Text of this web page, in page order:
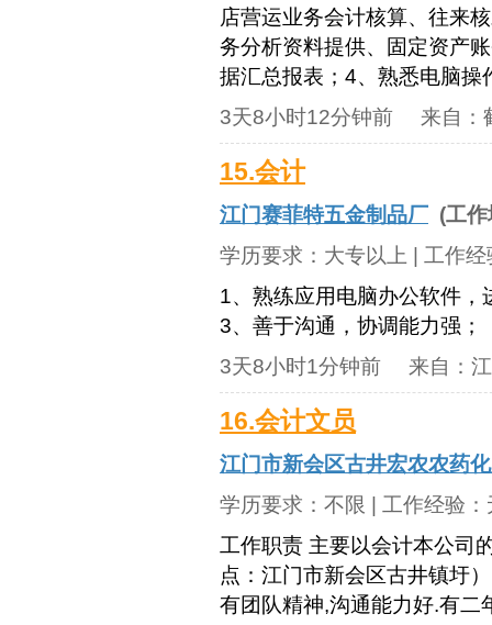
店营运业务会计核算、往来
务分析资料提供、固定资产
据汇总报表；4、熟悉电脑操
3天8小时12分钟前 来自：
15.会计
江门赛菲特五金制品厂 (工
学历要求： 大专以上 | 工作
1、熟练应用电脑办公软件
3、善于沟通，协调能力强；
3天8小时1分钟前 来自：
16.会计文员
江门市新会区古井宏农农药
学历要求： 不限 | 工作经验：
工作职责 主要以会计本公司
点：江门市新会区古井镇圩
有团队精神,沟通能力好.有二